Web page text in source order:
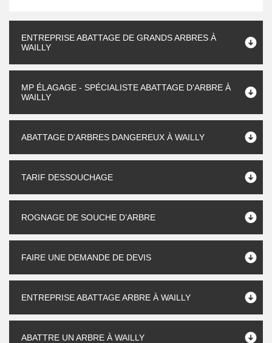
ENTREPRISE ABATTAGE DE GRANDS ARBRES À
WAILLY
MP ÉLAGAGE - SPÉCIALISTE ABATTAGE D'ARBRE À
WAILLY
ABATTAGE D'ARBRES DANGEREUX À WAILLY
TARIF DESSOUCHAGE
ROGNAGE DE SOUCHE D’ARBRE
FAIRE UNE DEMANDE DE DEVIS
ENTREPRISE ABATTAGE ARBRE À WAILLY
ABATTRE UN ARBRE À WAILLY